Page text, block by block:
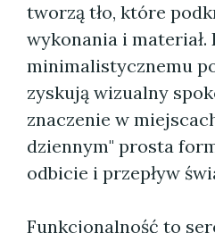
tworzą tło, które
wykonania i materiał.
minimalistycznemu
zyskują wizualny
znaczenie w
dziennym" prosta
odbicie i przepływ
Funkcjonalność to